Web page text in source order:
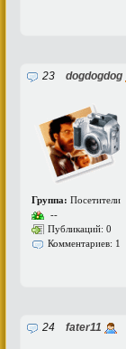
23 dogdogdog
Группа: Посетители
--
Публикаций: 0
Комментариев: 1
24 fater11